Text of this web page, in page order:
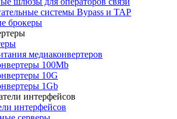
системы Bypass и TAP
брокеры
медиаконвертеров
100Mb
10G
1Gb
интерфейсов